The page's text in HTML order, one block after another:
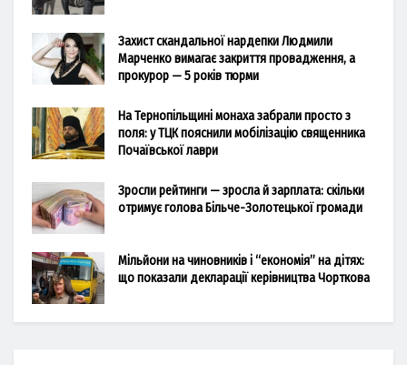
Захист скандальної нардепки Людмили
Марченко вимагає закриття провадження, а
прокурор — 5 років тюрми
На Тернопільщині монаха забрали просто з
поля: у ТЦК пояснили мобілізацію священника
Почаївської лаври
Зросли рейтинги — зросла й зарплата: скільки
отримує голова Більче-Золотецької громади
Мільйони на чиновників і “економія” на дітях:
що показали декларації керівництва Чорткова